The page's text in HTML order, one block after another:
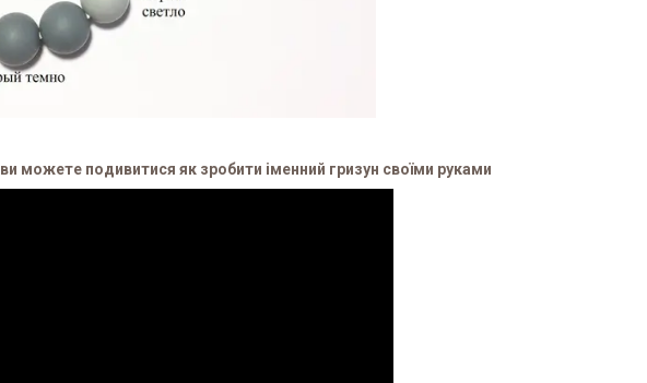
ви можете подивитися як зробити іменний гризун своїми руками